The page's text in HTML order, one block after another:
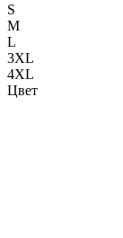
S
M
L
3XL
4XL
Цвет